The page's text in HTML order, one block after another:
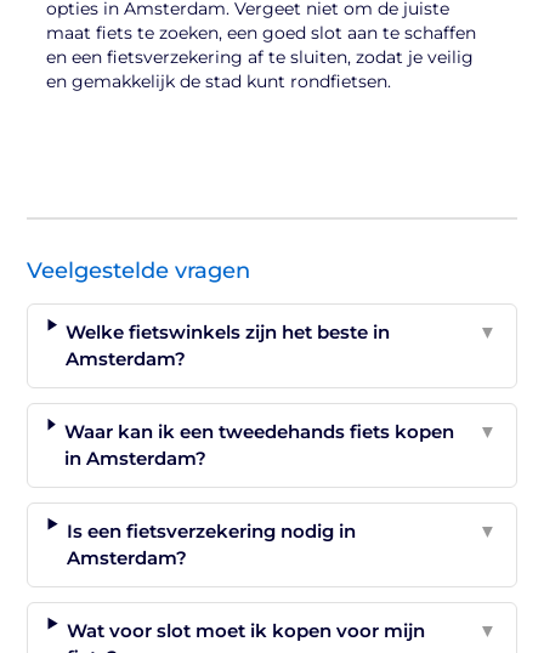
opties in Amsterdam. Vergeet niet om de juiste
maat fiets te zoeken, een goed slot aan te schaffen
en een fietsverzekering af te sluiten, zodat je veilig
en gemakkelijk de stad kunt rondfietsen.
Veelgestelde vragen
Welke fietswinkels zijn het beste in
Amsterdam?
▼
Waar kan ik een tweedehands fiets kopen
in Amsterdam?
▼
Is een fietsverzekering nodig in
Amsterdam?
▼
Wat voor slot moet ik kopen voor mijn
▼